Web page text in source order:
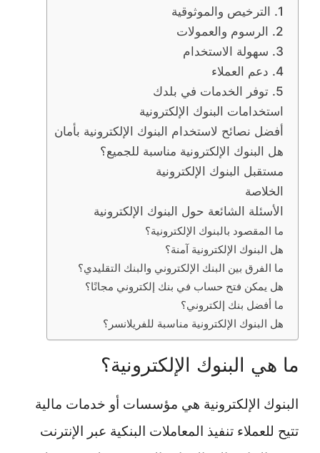
1. الترخيص والموثوقية
2. الرسوم والعمولات
3. سهولة الاستخدام
4. دعم العملاء
5. توفر الخدمات في بلدك
استخدامات البنوك الإلكترونية
أفضل نصائح لاستخدام البنوك الإلكترونية بأمان
هل البنوك الإلكترونية مناسبة للجميع؟
مستقبل البنوك الإلكترونية
الخلاصة
الأسئلة الشائعة حول البنوك الإلكترونية
ما المقصود بالبنوك الإلكترونية؟
هل البنوك الإلكترونية آمنة؟
ما الفرق بين البنك الإلكتروني والبنك التقليدي؟
هل يمكن فتح حساب في بنك إلكتروني مجانًا؟
ما أفضل بنك إلكتروني؟
هل البنوك الإلكترونية مناسبة للفريلانسر؟
ما هي البنوك الإلكترونية؟
البنوك الإلكترونية هي مؤسسات أو خدمات مالية
تتيح للعملاء تنفيذ المعاملات البنكية عبر الإنترنت